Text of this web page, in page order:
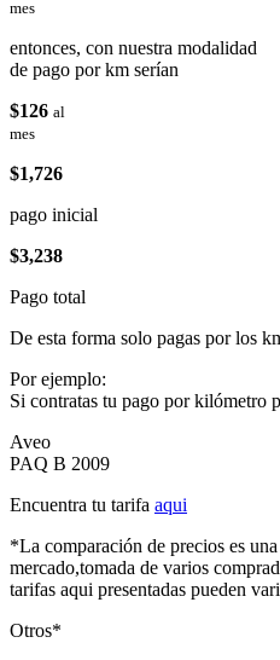
mes
entonces, con nuestra modalidad
de pago por km serían
$126 al
mes
$1,726
pago inicial
$3,238
Pago total
De esta forma solo pagas por los
Por ejemplo:
Si contratas tu pago por kilómetro
Aveo
PAQ B 2009
Encuentra tu tarifa aqui
*La comparación de precios es
mercado,tomada de varios
tarifas aqui presentadas pueden
Otros*